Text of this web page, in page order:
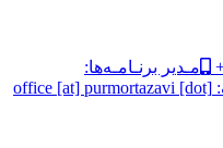
مـدیر برنـامـه‌ها:
پست الکترونیک: office [at] purmortazavi [dot]